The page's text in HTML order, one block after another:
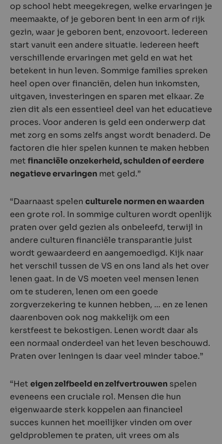
op school hebt meegekregen, welke ervaringen je
meemaakte, of je geboren bent in een arm of rijk
gezin, waar je geboren bent, enzovoort. Iedereen
start vanuit een andere situatie. Iedereen heeft
verschillende ervaringen met geld en wat het
betekent in hun leven. Sommige families spreken
heel open over financiën, delen hun inkomsten,
uitgaven, investeringen en sparen met elkaar. Ze
zien dit als een essentieel deel van het educatieve
proces. Voor anderen is geld een onderwerp dat
met zorg en soms zelfs angst wordt benaderd. De
factoren die hier spelen kunnen te maken hebben
met financiële onzekerheid, schulden of eerdere
negatieve ervaringen met geld.”
“Daarnaast spelen culturele normen en waarden
een grote rol. In sommige culturen wordt openlijk
praten over geld gezien als onbeleefd, terwijl in
andere culturen financiële transparantie juist
wordt gewaardeerd en aangemoedigd. Kijk naar
het verschil tussen de VS en ons land als het over
lenen gaat. In de VS moeten veel mensen lenen
om te studeren, lenen om een goede
zorgverzekering te kunnen hebben, … en ze lenen
daarenboven ook nog makkelijk om een
kerstfeest te bekostigen. Lenen wordt daar als
een normaal onderdeel van het leven beschouwd.
Praten over leningen is daar veel minder taboe.”
“Het eigen zelfbeeld en zelfvertrouwen spelen
eveneens een cruciale rol. Mensen die hun
eigenwaarde sterk koppelen aan financieel
succes kunnen het moeilijker vinden om over
geldproblemen te praten, uit vrees om als